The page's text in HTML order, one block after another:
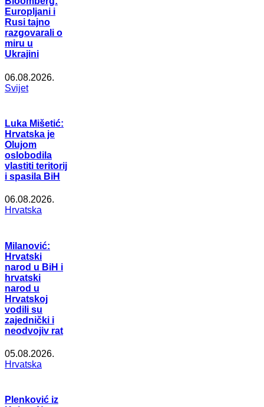
Europljani i
Rusi tajno
razgovarali o
miru u
Ukrajini
06.08.2026.
Svijet
Luka Mišetić:
Hrvatska je
Olujom
oslobodila
vlastiti teritorij
i spasila BiH
06.08.2026.
Hrvatska
Milanović:
Hrvatski
narod u BiH i
hrvatski
narod u
Hrvatskoj
vodili su
zajednički i
neodvojiv rat
05.08.2026.
Hrvatska
Plenković iz